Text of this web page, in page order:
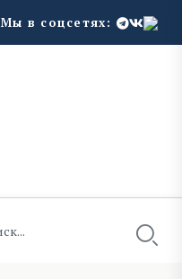
Мы в соцсетях: